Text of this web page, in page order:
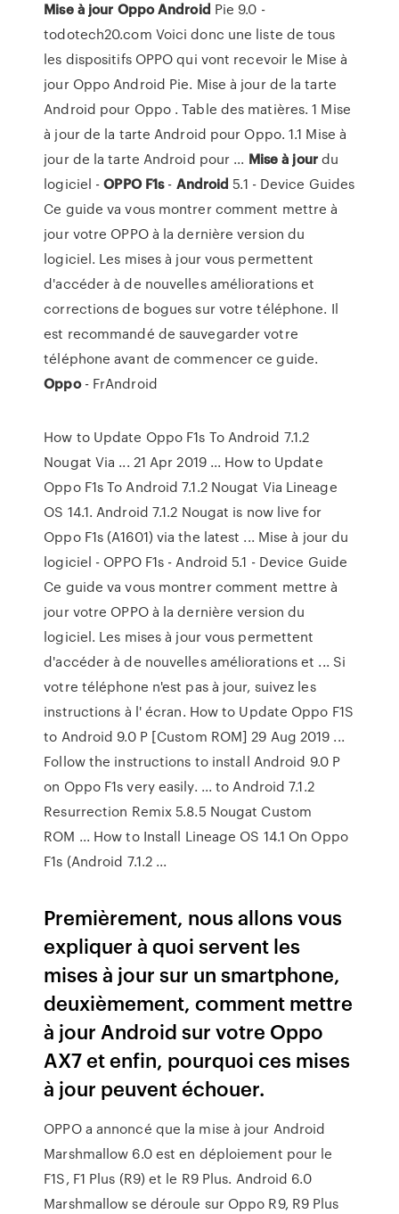
Mise à jour OppoAndroid Pie 9.0 -
todotech20.com Voici donc une liste de tous
les dispositifs OPPO qui vont recevoir le Mise à
jour Oppo Android Pie. Mise à jour de la tarte
Android pour Oppo . Table des matières. 1 Mise
à jour de la tarte Android pour Oppo. 1.1 Mise à
jour de la tarte Android pour ... Miseà jourdu
logiciel -OPPO F1s- Android 5.1 - Device Guides
Ce guide va vous montrer comment mettre à
jour votre OPPO à la dernière version du
logiciel. Les mises à jour vous permettent
d'accéder à de nouvelles améliorations et
corrections de bogues sur votre téléphone. Il
est recommandé de sauvegarder votre
téléphone avant de commencer ce guide.
Oppo- FrAndroid
How to Update Oppo F1s To Android 7.1.2
Nougat Via ... 21 Apr 2019 ... How to Update
Oppo F1s To Android 7.1.2 Nougat Via Lineage
OS 14.1. Android 7.1.2 Nougat is now live for
Oppo F1s (A1601) via the latest ... Mise à jour du
logiciel - OPPO F1s - Android 5.1 - Device Guide
Ce guide va vous montrer comment mettre à
jour votre OPPO à la dernière version du
logiciel. Les mises à jour vous permettent
d'accéder à de nouvelles améliorations et ... Si
votre téléphone n'est pas à jour, suivez les
instructions à l' écran. How to Update Oppo F1S
to Android 9.0 P [Custom ROM] 29 Aug 2019 ...
Follow the instructions to install Android 9.0 P
on Oppo F1s very easily. ... to Android 7.1.2
Resurrection Remix 5.8.5 Nougat Custom
ROM ... How to Install Lineage OS 14.1 On Oppo
F1s (Android 7.1.2 ...
Premièrement, nous allons vous
expliquer à quoi servent les
mises à jour sur un smartphone,
deuxièmement, comment mettre
à jour Android sur votre Oppo
AX7 et enfin, pourquoi ces mises
à jour peuvent échouer.
OPPO a annoncé que la mise à jour Android
Marshmallow 6.0 est en déploiement pour le
F1S, F1 Plus (R9) et le R9 Plus. Android 6.0
Marshmallow se déroule sur Oppo R9, R9 Plus